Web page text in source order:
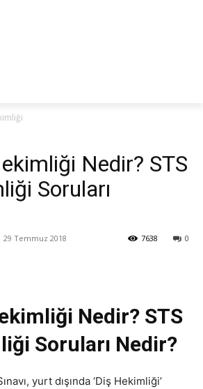
Nedir? STS
Soruları
29 Temmuz 2018 0
7638
Nedir? STS
Soruları Nedir?
yurt dışında ‘Diş Hekimliği’